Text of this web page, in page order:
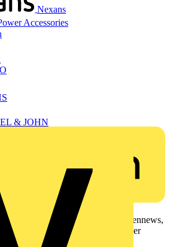
Nexans
Accessories
& JOHN
Zugang zu Branchennews,
und Tools – alles auf einer